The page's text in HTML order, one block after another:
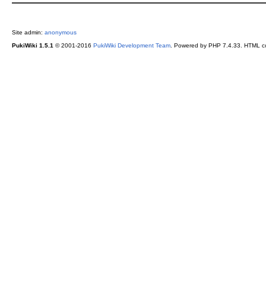
Site admin: anonymous
PukiWiki 1.5.1 © 2001-2016 PukiWiki Development Team. Powered by PHP 7.4.33. HTML